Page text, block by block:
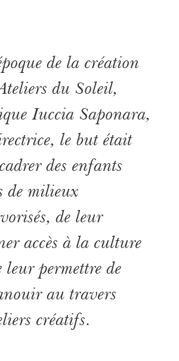
de la création
du Soleil,
Iuccia Saponara,
le but était
des enfants
de milieux
de leur
accès à la culture
leur permettre de
au travers
créatifs.